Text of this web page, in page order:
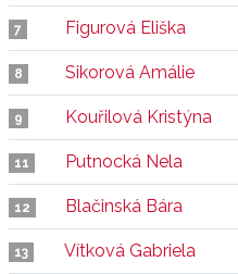
7 Figurová Eliška
8 Sikorová Amálie
9 Kouřilová Kristýna
11 Putnocká Nela
12 Blačinská Bára
13 Vítková Gabriela